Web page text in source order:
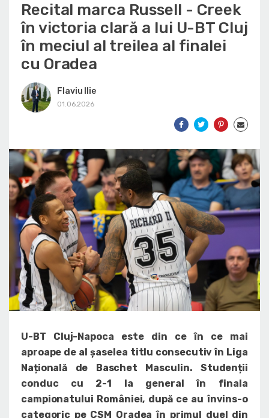
Recital marca Russell - Creek
în victoria clară a lui U-BT Cluj
în meciul al treilea al finalei
cu Oradea
Flaviu Ilie
01.06.2026
U-BT Cluj-Napoca este din ce în ce mai
aproape de al șaselea titlu consecutiv în Liga
Națională de Baschet Masculin. Studenții
conduc cu 2-1 la general în finala
campionatului României, după ce au învins-o
categoric pe CSM Oradea în primul duel din